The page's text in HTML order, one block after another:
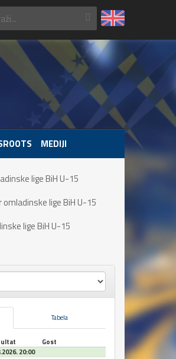
MEDIJI
lige BiH U-15
lige BiH U-15
lige BiH U-15
Tabela
Gost
20:00